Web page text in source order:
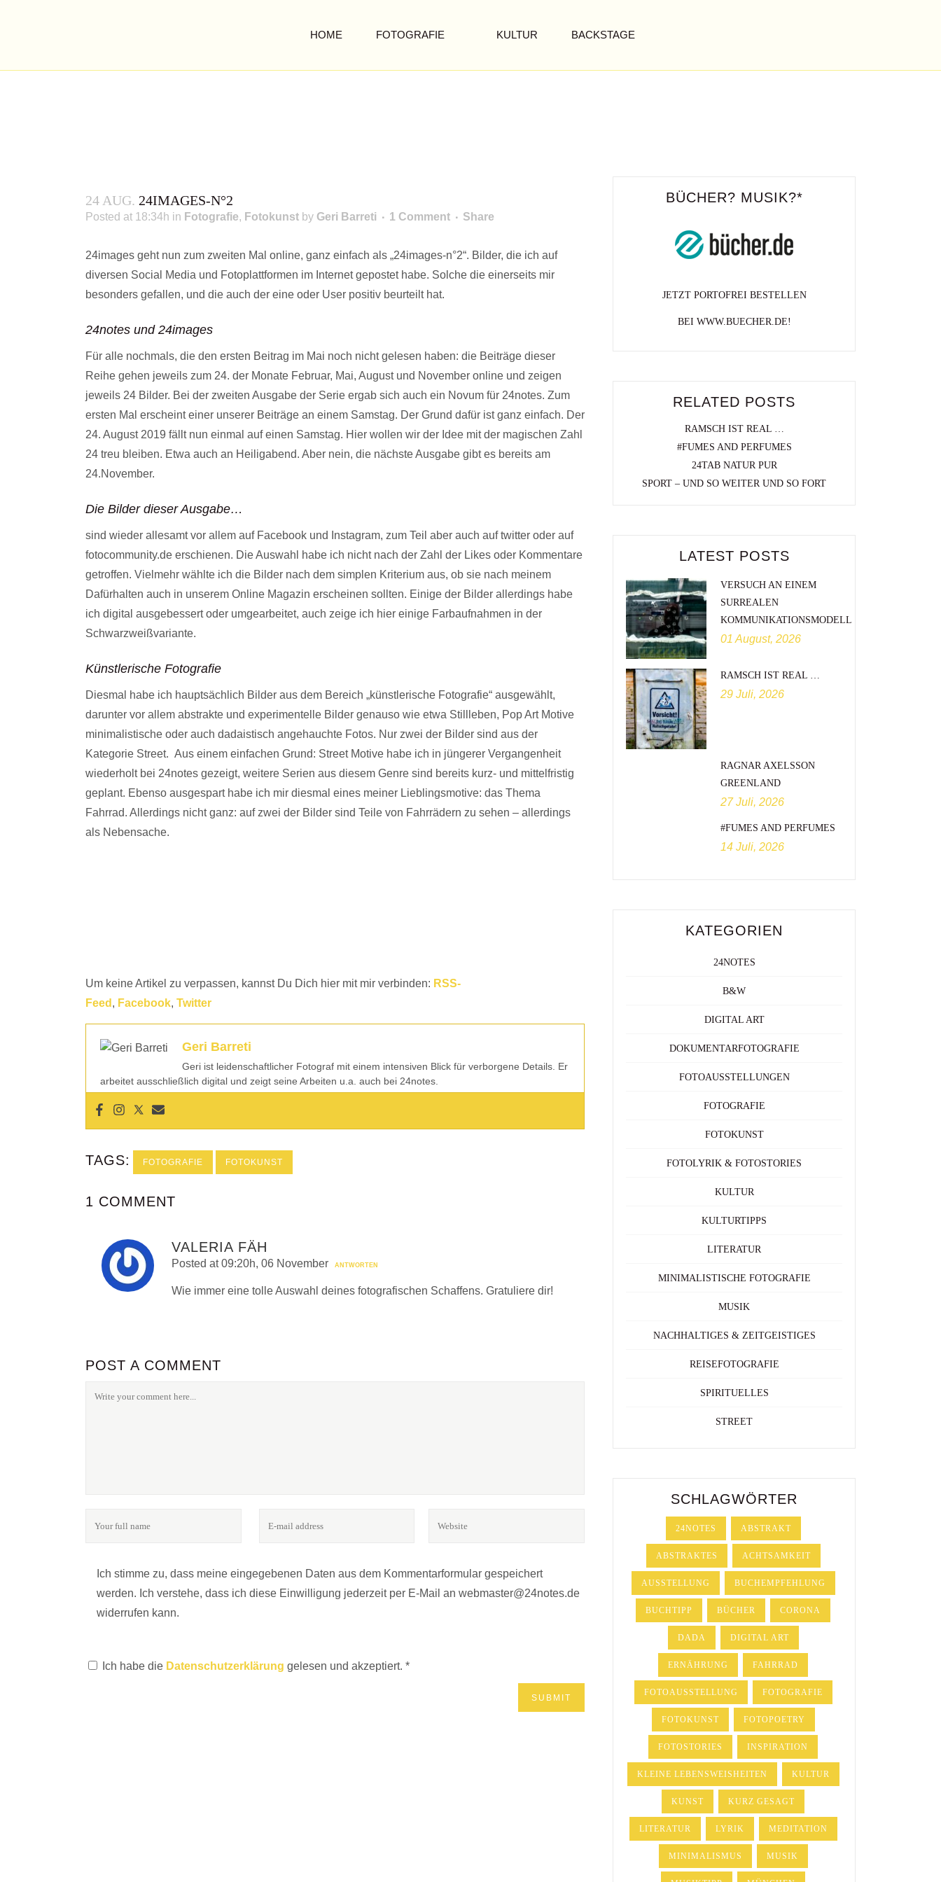
HOME FOTOGRAFIE KULTUR BACKSTAGE
24IMAGES-N°2
24 AUG. 24IMAGES-N°2
Posted at 18:34h in Fotografie, Fotokunst by Geri Barreti 1 Comment Share
24images geht nun zum zweiten Mal online, ganz einfach als „24images-n°2“. Bilder, die ich auf
diversen Social Media und Fotoplattformen im Internet gepostet habe. Solche die einerseits mir
besonders gefallen, und die auch der eine oder User positiv beurteilt hat.
24notes und 24images
Für alle nochmals, die den ersten Beitrag im Mai noch nicht gelesen haben: die Beiträge dieser
Reihe gehen jeweils zum 24. der Monate Februar, Mai, August und November online und zeigen
jeweils 24 Bilder. Bei der zweiten Ausgabe der Serie ergab sich auch ein Novum für 24notes. Zum
ersten Mal erscheint einer unserer Beiträge an einem Samstag. Der Grund dafür ist ganz einfach. Der
24. August 2019 fällt nun einmal auf einen Samstag. Hier wollen wir der Idee mit der magischen Zahl
24 treu bleiben. Etwa auch an Heiligabend. Aber nein, die nächste Ausgabe gibt es bereits am
24.November.
Die Bilder dieser Ausgabe…
sind wieder allesamt vor allem auf Facebook und Instagram, zum Teil aber auch auf twitter oder auf
fotocommunity.de erschienen. Die Auswahl habe ich nicht nach der Zahl der Likes oder Kommentare
getroffen. Vielmehr wählte ich die Bilder nach dem simplen Kriterium aus, ob sie nach meinem
Dafürhalten auch in unserem Online Magazin erscheinen sollten. Einige der Bilder allerdings habe
ich digital ausgebessert oder umgearbeitet, auch zeige ich hier einige Farbaufnahmen in der
Schwarzweißvariante.
Künstlerische Fotografie
Diesmal habe ich hauptsächlich Bilder aus dem Bereich „künstlerische Fotografie“ ausgewählt,
darunter vor allem abstrakte und experimentelle Bilder genauso wie etwa Stillleben, Pop Art Motive
minimalistische oder auch dadaistisch angehauchte Fotos. Nur zwei der Bilder sind aus der
Kategorie Street. Aus einem einfachen Grund: Street Motive habe ich in jüngerer Vergangenheit
wiederholt bei 24notes gezeigt, weitere Serien aus diesem Genre sind bereits kurz- und mittelfristig
geplant. Ebenso ausgespart habe ich mir diesmal eines meiner Lieblingsmotive: das Thema
Fahrrad. Allerdings nicht ganz: auf zwei der Bilder sind Teile von Fahrrädern zu sehen – allerdings
als Nebensache.
Um keine Artikel zu verpassen, kannst Du Dich hier mit mir verbinden: RSS-
Feed , Facebook, Twitter
Geri Barreti
Geri ist leidenschaftlicher Fotograf mit einem intensiven Blick für verborgene Details. Er
arbeitet ausschließlich digital und zeigt seine Arbeiten u.a. auch bei 24notes.
TAGS: FOTOGRAFIE FOTOKUNST
1 COMMENT
VALERIA FÄH
Posted at 09:20h, 06 November ANTWORTEN
Wie immer eine tolle Auswahl deines fotografischen Schaffens. Gratuliere dir!
POST A COMMENT
Ich stimme zu, dass meine eingegebenen Daten aus dem Kommentarformular gespeichert
werden. Ich verstehe, dass ich diese Einwilligung jederzeit per E-Mail an webmaster@24notes.de
widerrufen kann.
Ich habe die Datenschutzerklärung gelesen und akzeptiert. *
BÜCHER? MUSIK?*
JETZT PORTOFREI BESTELLEN
BEI WWW.BUECHER.DE!
RELATED POSTS
RAMSCH IST REAL …
#FUMES AND PERFUMES
24TAB NATUR PUR
SPORT – UND SO WEITER UND SO FORT
LATEST POSTS
VERSUCH AN EINEM
SURREALEN
KOMMUNIKATIONSMODELL
01 August, 2026
RAMSCH IST REAL …
29 Juli, 2026
RAGNAR AXELSSON
GREENLAND
27 Juli, 2026
#FUMES AND PERFUMES
14 Juli, 2026
KATEGORIEN
24NOTES
B&W
DIGITAL ART
DOKUMENTARFOTOGRAFIE
FOTOAUSSTELLUNGEN
FOTOGRAFIE
FOTOKUNST
FOTOLYRIK & FOTOSTORIES
KULTUR
KULTURTIPPS
LITERATUR
MINIMALISTISCHE FOTOGRAFIE
MUSIK
NACHHALTIGES & ZEITGEISTIGES
REISEFOTOGRAFIE
SPIRITUELLES
STREET
SCHLAGWÖRTER
24NOTES ABSTRAKT
ABSTRAKTES ACHTSAMKEIT
AUSSTELLUNG BUCHEMPFEHLUNG
BUCHTIPP BÜCHER CORONA
DADA DIGITAL ART
ERNÄHRUNG FAHRRAD
FOTOAUSSTELLUNG FOTOGRAFIE
FOTOKUNST FOTOPOETRY
FOTOSTORIES INSPIRATION
KLEINE LEBENSWEISHEITEN KULTUR
KUNST KURZ GESAGT
LITERATUR LYRIK MEDITATION
MINIMALISMUS MUSIK